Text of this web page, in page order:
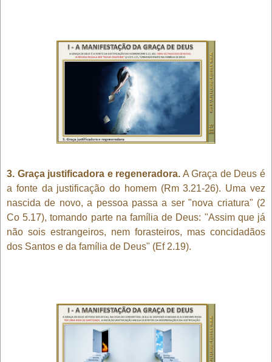
3. Graça justificadora e regeneradora. A Graça de Deus é
a fonte da justificação do homem (Rm 3.21-26). Uma vez
nascida de novo, a pessoa passa a ser "nova criatura" (2
Co 5.17), tomando parte na família de Deus: "Assim que já
não sois estrangeiros, nem forasteiros, mas concidadãos
dos Santos e da família de Deus" (Ef 2.19).